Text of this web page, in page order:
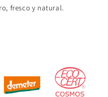
fresco y natural.